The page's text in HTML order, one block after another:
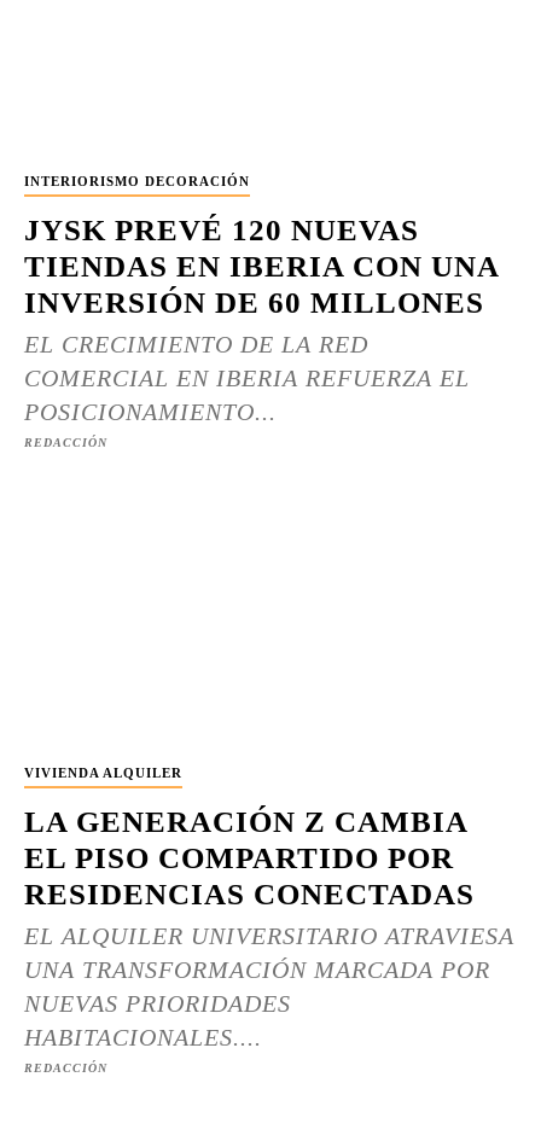
INTERIORISMO DECORACIÓN
JYSK PREVÉ 120 NUEVAS
TIENDAS EN IBERIA CON UNA
INVERSIÓN DE 60 MILLONES
EL CRECIMIENTO DE LA RED
COMERCIAL EN IBERIA REFUERZA EL
POSICIONAMIENTO...
REDACCIÓN
VIVIENDA ALQUILER
LA GENERACIÓN Z CAMBIA
EL PISO COMPARTIDO POR
RESIDENCIAS CONECTADAS
EL ALQUILER UNIVERSITARIO ATRAVIESA
UNA TRANSFORMACIÓN MARCADA POR
NUEVAS PRIORIDADES
HABITACIONALES....
REDACCIÓN